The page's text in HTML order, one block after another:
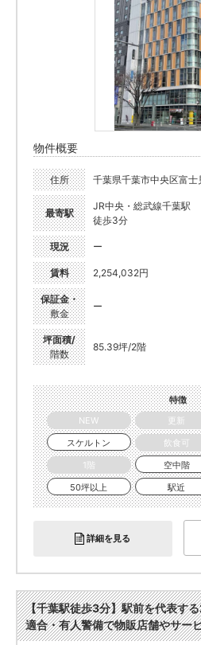
物件概要
住所 千葉県千葉市中央区富
最寄駅
JR中央・総武線千葉駅
徒歩3分
現況 ー
賃料 2,254,032円
保証金・
敷金
ー
坪面積/
階数
85.39坪/2階
特徴
NEW
更新
スケルトン
飲食可
1階
空中階
50坪以上
駅近
詳細を見る
【千葉駅徒歩3分】駅前を代表す
適合・有人警備で物販店舗やサー